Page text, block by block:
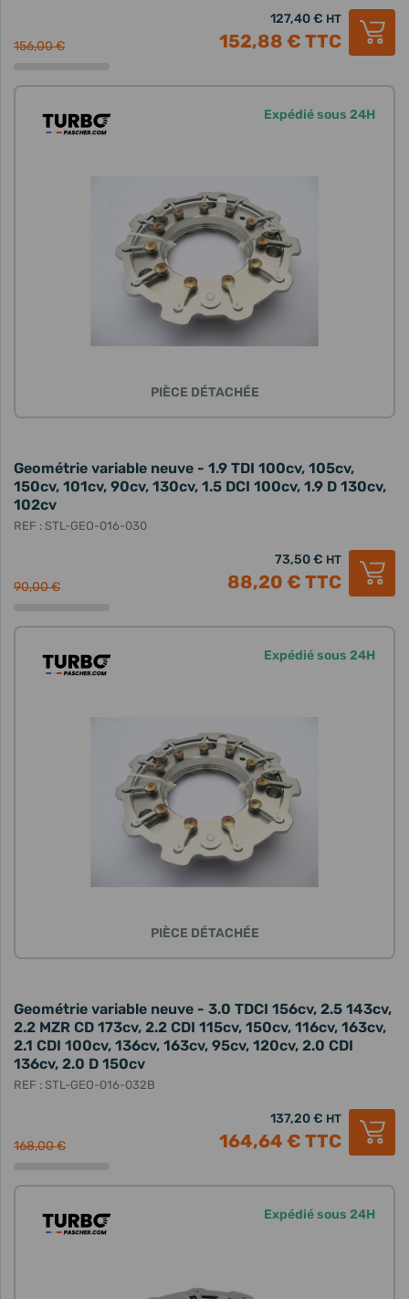
156,00 €
127,40 € HT
152,88 € TTC
Expédié sous 24H
PIÈCE DÉTACHÉE
Geométrie variable neuve - 1.9 TDI 100cv, 105cv,
150cv, 101cv, 90cv, 130cv, 1.5 DCI 100cv, 1.9 D 130cv,
102cv
REF : STL-GEO-016-030
90,00 €
73,50 € HT
88,20 € TTC
Expédié sous 24H
PIÈCE DÉTACHÉE
Geométrie variable neuve - 3.0 TDCI 156cv, 2.5 143cv,
2.2 MZR CD 173cv, 2.2 CDI 115cv, 150cv, 116cv, 163cv,
2.1 CDI 100cv, 136cv, 163cv, 95cv, 120cv, 2.0 CDI
136cv, 2.0 D 150cv
REF : STL-GEO-016-032B
168,00 €
137,20 € HT
164,64 € TTC
Expédié sous 24H